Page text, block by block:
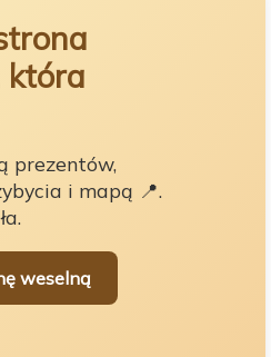
która
prezentów,
i mapą 📍.
weselną